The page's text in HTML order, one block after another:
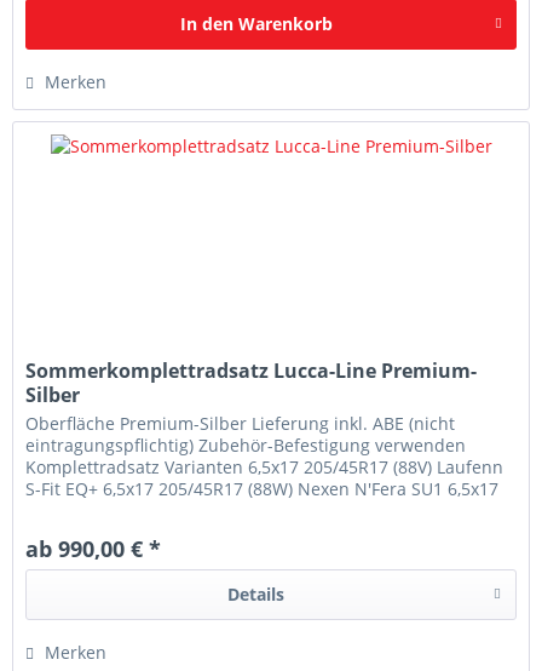
In den Warenkorb
Merken
Sommerkomplettradsatz Lucca-Line Premium-
Silber
Oberfläche Premium-Silber Lieferung inkl. ABE (nicht
eintragungspflichtig) Zubehör-Befestigung verwenden
Komplettradsatz Varianten 6,5x17 205/45R17 (88V) Laufenn
S-Fit EQ+ 6,5x17 205/45R17 (88W) Nexen N'Fera SU1 6,5x17
ab 990,00 € *
Details
Merken